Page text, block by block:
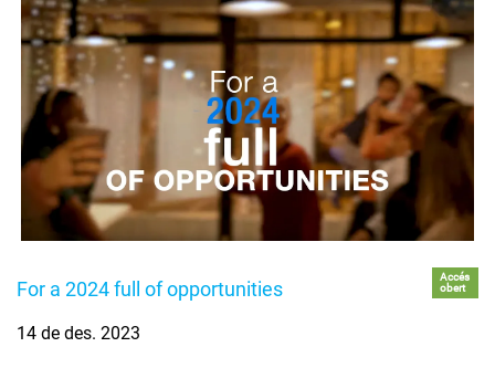
For a 2024 full of opportunities
Accés
obert
14 de des. 2023